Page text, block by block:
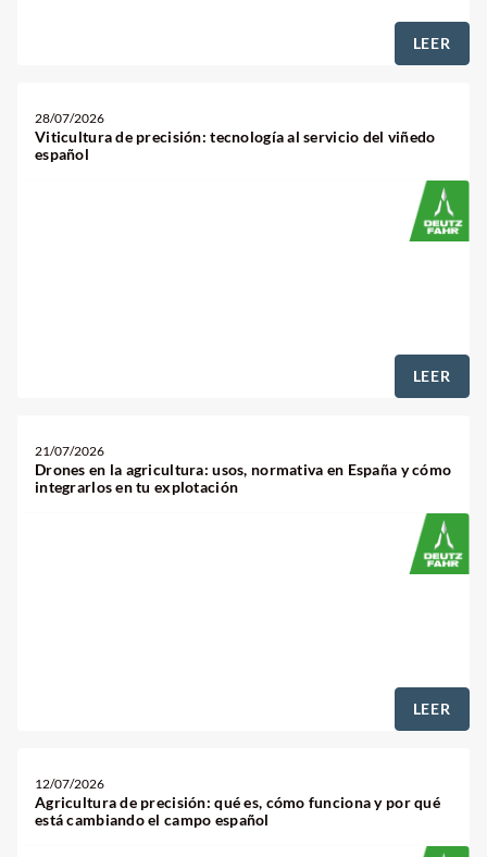
LEER
28/07/2026
Viticultura de precisión: tecnología al servicio del viñedo
español
LEER
21/07/2026
Drones en la agricultura: usos, normativa en España y cómo
integrarlos en tu explotación
LEER
12/07/2026
Agricultura de precisión: qué es, cómo funciona y por qué
está cambiando el campo español